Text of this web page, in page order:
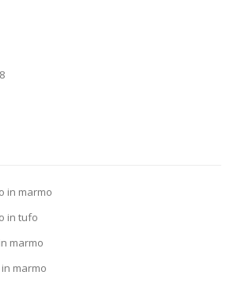
in marmo
in tufo
marmo
marmo